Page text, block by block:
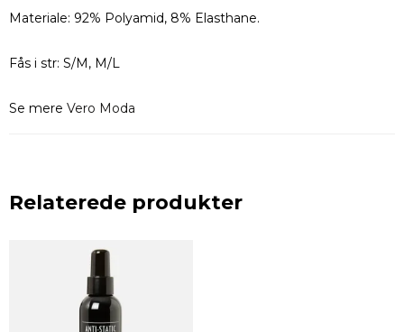
Materiale: 92% Polyamid, 8% Elasthane.
Fås i str: S/M, M/L
Se mere Vero Moda
Relaterede produkter